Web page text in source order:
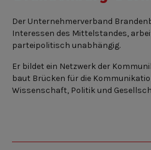
Der Unternehmerverband
Interessen des Mittelstandes,
parteipolitisch unabhängig.
Er bildet ein Netzwerk der
baut Brücken für die
Wissenschaft, Politik und